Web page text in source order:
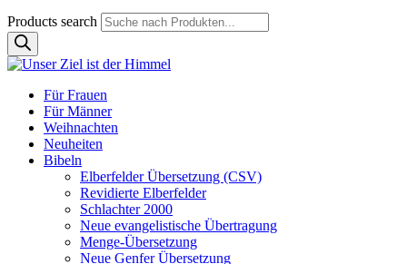
Products search
Für Frauen
Für Männer
Weihnachten
Neuheiten
Bibeln
Elberfelder Übersetzung (CSV)
Revidierte Elberfelder
Schlachter 2000
Neue evangelistische Übertragung
Menge-Übersetzung
Neue Genfer Übersetzung